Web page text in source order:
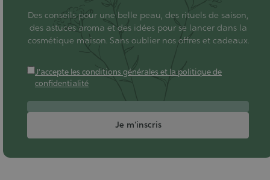
Des conseils pour une belle peau, des rituels de saison,
des astuces aroma et des idées pour se lancer dans la
cosmétique maison. Sans oublier nos offres et cadeaux.
J'accepte les conditions générales et la politique de
confidentialité
Je m'inscris